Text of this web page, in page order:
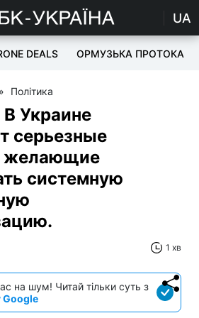
UA
DEALS ОРМУЗЬКА ПРОТОКА
» Політика
Украине
серьезные
желающие
системную
1 хв
на шум! Читай тільки суть з
Google